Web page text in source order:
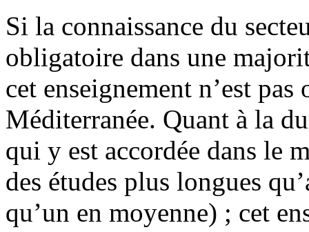
Si la connaissance du
obligatoire dans une
cet enseignement n’est
Méditerranée. Quant à la
qui y est accordée dans le
des études plus longues
qu’un en moyenne) ; cet